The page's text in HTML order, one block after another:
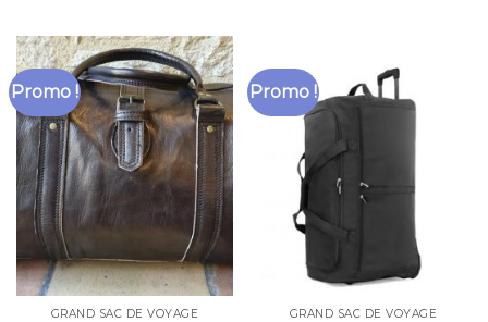
Promo !
GRAND SAC DE VOYAGE
Promo !
GRAND SAC DE VOYAGE